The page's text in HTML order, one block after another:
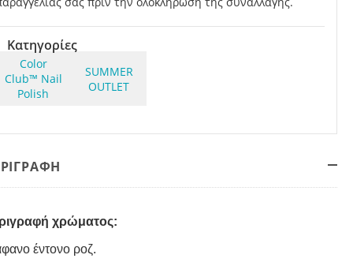
Κατηγορίες
Color
Club™ Nail
Polish
SUMMER
OUTLET
χρώματος:
έντονο ροζ.